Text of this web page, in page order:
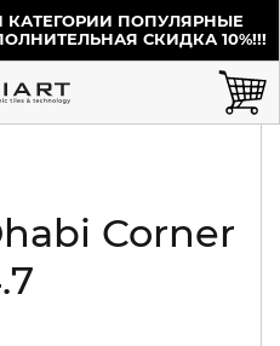
КАТЕГОРИИ ПОПУЛЯРНЫЕ
СКИДКА 10%!!!
Corner